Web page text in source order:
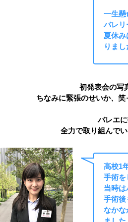
一生懸
バレリ
夏休み
りま
初発表会の写
ちなみに緊張のせいか、
バレエ
全力で取り組んで
高校1
手術を
当時
手術後
なかな